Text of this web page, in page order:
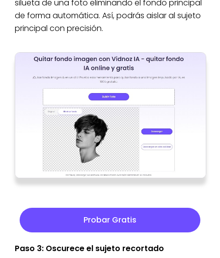
silueta de una foto eliminando el fondo principal
de forma automática. Así, podrás aislar al sujeto
principal con precisión.
Probar Gratis
Paso 3: Oscurece el sujeto recortado